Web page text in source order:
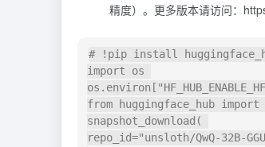
精度）。更多版本请访问：
# !pip install
import os
from huggingface_hub import
snapshot_download(
repo_id="unsloth/QwQ-32B-